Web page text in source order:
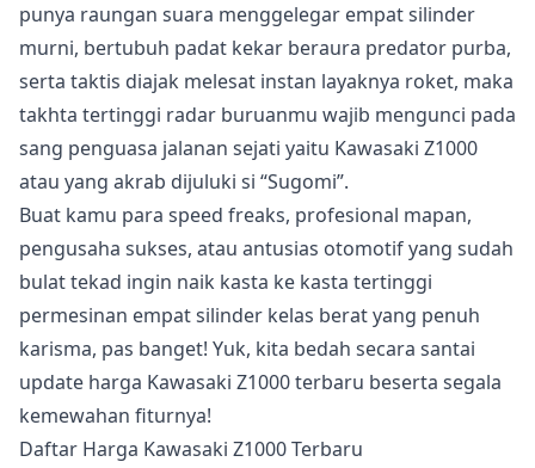
punya raungan suara menggelegar empat silinder
murni, bertubuh padat kekar beraura predator purba,
serta taktis diajak melesat instan layaknya roket, maka
takhta tertinggi radar buruanmu wajib mengunci pada
sang penguasa jalanan sejati yaitu Kawasaki Z1000
atau yang akrab dijuluki si “Sugomi”.
Buat kamu para speed freaks, profesional mapan,
pengusaha sukses, atau antusias otomotif yang sudah
bulat tekad ingin naik kasta ke kasta tertinggi
permesinan empat silinder kelas berat yang penuh
karisma, pas banget! Yuk, kita bedah secara santai
update harga Kawasaki Z1000 terbaru beserta segala
kemewahan fiturnya!
Daftar Harga Kawasaki Z1000 Terbaru